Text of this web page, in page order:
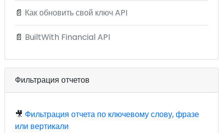
📄 Как обновить свой ключ API
📄 BuiltWith Financial API
Фильтрация отчетов
🎥 Фильтрация отчета по ключевому слову, фразе
или вертикали